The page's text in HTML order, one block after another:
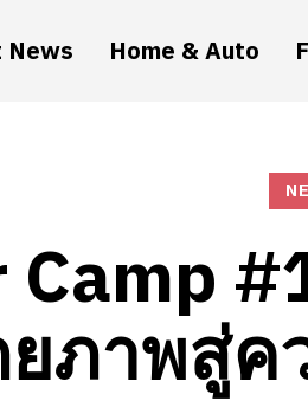
News Home & Auto
ภาพสู่ค